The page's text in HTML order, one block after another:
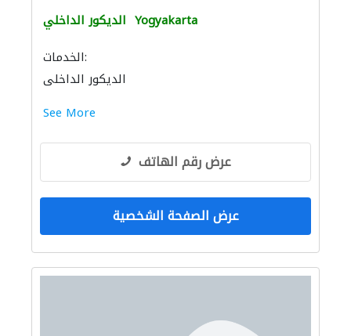
الديكور الداخلي Yogyakarta
الخدمات:
الديكور الداخلي
See More
عرض رقم الهاتف
عرض الصفحة الشخصية